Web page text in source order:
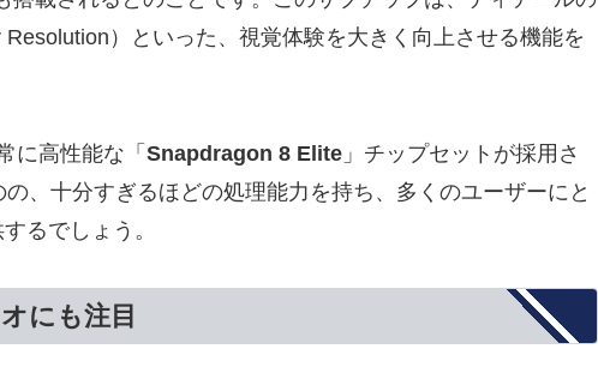
）といった、視覚体験を大きく向上させる機能を
に高性能な「 Snapdragon 8 Elite 」チップセットが採用さ
、十分すぎるほどの処理能力を持ち、多くのユーザーにと
るでしょう。
にも注目